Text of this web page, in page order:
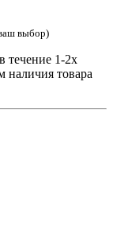
выбор)
течение 1-2х
наличия товара